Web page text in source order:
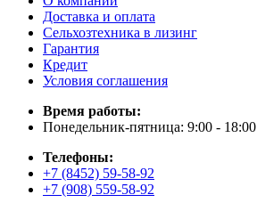
Доставка и оплата
Сельхозтехника в лизинг
Гарантия
Кредит
Условия соглашения
Время работы:
Понедельник-пятница: 9:00 - 18:00
Телефоны:
+7 (8452) 59-58-92
+7 (908) 559-58-92